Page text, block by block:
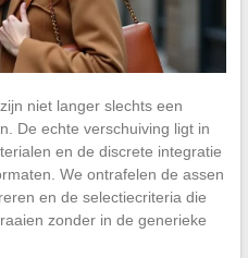
niet langer slechts een
De echte verschuiving ligt in
en de discrete integratie
We ontrafelen de assen
en de selectiecriteria die
zonder in de generieke